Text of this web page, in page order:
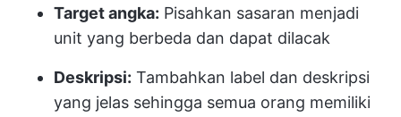
Target angka: Pisahkan sasaran menjadi
unit yang berbeda dan dapat dilacak
Deskripsi: Tambahkan label dan deskripsi
yang jelas sehingga semua orang memiliki